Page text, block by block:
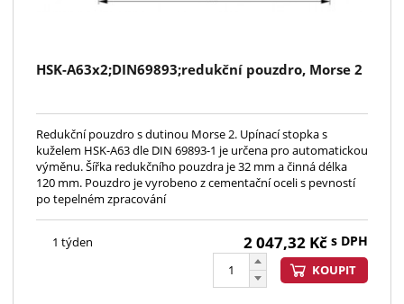
HSK-A63x2;DIN69893;redukční pouzdro, Morse 2
Redukční pouzdro s dutinou Morse 2. Upínací stopka s
kuželem HSK-A63 dle DIN 69893-1 je určena pro automatickou
výměnu. Šířka redukčního pouzdra je 32 mm a činná délka
120 mm. Pouzdro je vyrobeno z cementační oceli s pevností
po tepelném zpracování
1 týden 2 047,32 Kč s DPH
KOUPIT